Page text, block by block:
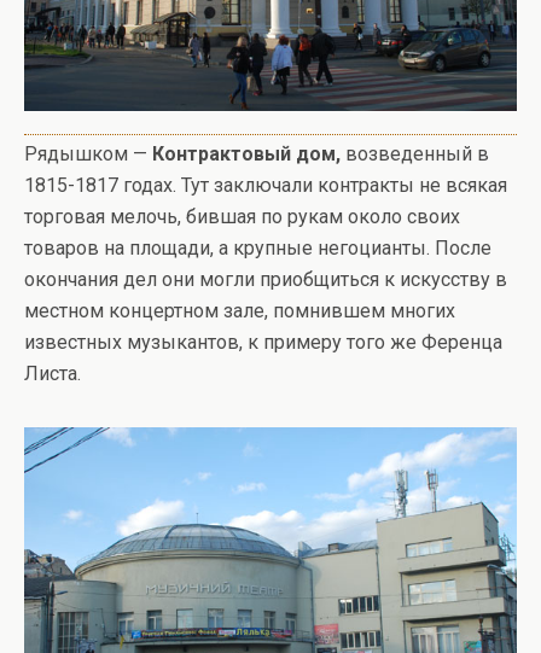
Рядышком — Контрактовый дом, возведенный в
1815-1817 годах. Тут заключали контракты не всякая
торговая мелочь, бившая по рукам около своих
товаров на площади, а крупные негоцианты. После
окончания дел они могли приобщиться к искусству в
местном концертном зале, помнившем многих
известных музыкантов, к примеру того же Ференца
Листа.